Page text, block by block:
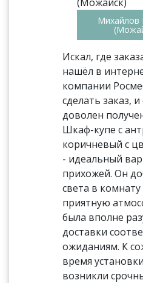
Михайлов
Искал, где
нашёл в
компании
сделать заказ,
доволен
Шкаф-купе с
коричневый с
- идеальный
прихожей. Он
света в комнату
приятную
была вполне
доставки
ожиданиям. К
время
возникли